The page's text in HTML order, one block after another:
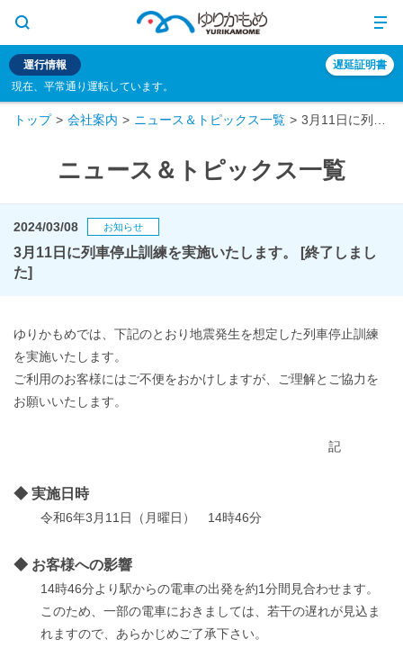
運行情報
現在、平常通り運転しています。
遅延証明書
トップ 会社案内 ニュース＆トピックス一覧
ニュース＆トピックス一覧
2024/03/08 お知らせ
3月11日に列車停止訓練を実施いたします。 [終了しまし
た]
ゆりかもめでは、下記のとおり地震発生を想定した列車停止訓練
を実施いたします。
ご利用のお客様にはご不便をおかけしますが、ご理解とご協力を
お願いいたします。
記
◆ 実施日時
令和6年3月11日（月曜日） 14時46分
◆ お客様への影響
14時46分より駅からの電車の出発を約1分間見合わせます。
このため、一部の電車におきましては、若干の遅れが見込ま
れますので、あらかじめご了承下さい。